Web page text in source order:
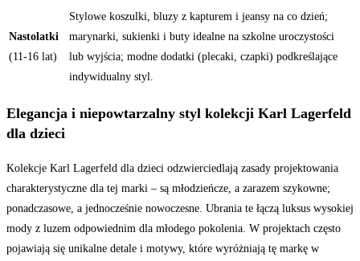
Nastolatki
(11-16 lat)
Stylowe koszulki, bluzy z kapturem i jeansy na co dzień;
marynarki, sukienki i buty idealne na szkolne uroczystości
lub wyjścia; modne dodatki (plecaki, czapki) podkreślające
indywidualny styl.
Elegancja i niepowtarzalny styl kolekcji Karl Lagerfeld
dla dzieci
Kolekcje Karl Lagerfeld dla dzieci odzwierciedlają zasady projektowania
charakterystyczne dla tej marki – są młodzieńcze, a zarazem szykowne;
ponadczasowe, a jednocześnie nowoczesne. Ubrania te łączą luksus wysokiej
mody z luzem odpowiednim dla młodego pokolenia. W projektach często
pojawiają się unikalne detale i motywy, które wyróżniają tę markę w